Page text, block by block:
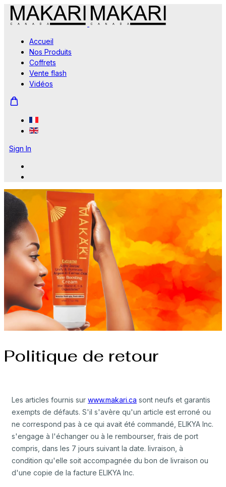
Accueil
Nos Produits
Coffrets
Vente flash
Vidéos
Sign In
Politique de retour
Les articles fournis sur www.makari.ca sont neufs et garantis
exempts de défauts. S'il s'avère qu'un article est erroné ou
ne correspond pas à ce qui avait été commandé, ELIKYA Inc.
s'engage à l'échanger ou à le rembourser, frais de port
compris, dans les 7 jours suivant la date. livraison, à
condition qu'elle soit accompagnée du bon de livraison ou
d'une copie de la facture ELIKYA Inc.